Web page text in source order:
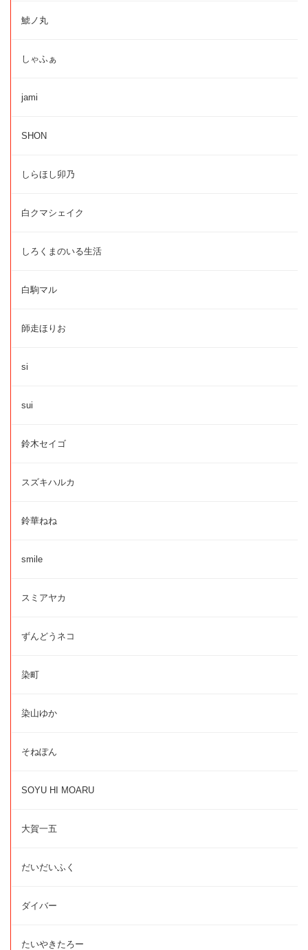
鯱ノ丸
しゃふぁ
jami
SHON
しらほし卯乃
白クマシェイク
しろくまのいる生活
白駒マル
師走ほりお
si
sui
鈴木セイゴ
スズキハルカ
鈴華ねね
smile
スミアヤカ
ずんどうネコ
染町
染山ゆか
そねぽん
SOYU HI MOARU
大賀一五
だいだいふく
ダイバー
たいやきたろー